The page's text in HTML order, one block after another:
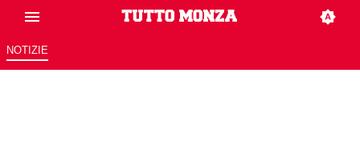
NOTIZIE